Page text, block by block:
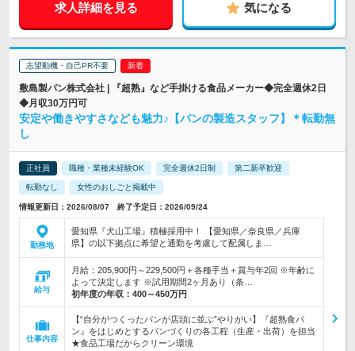
求人詳細を見る 気になる
志望動機・自己PR不要
敷島製パン株式会社 | 『超熟』など手掛ける食品メーカー◆完全週休2日
◆月収30万円可
安定や働きやすさなども魅力♪【パンの製造スタッフ】＊転勤無
し
正社員 職種・業種未経験OK 完全週休2日制 第二新卒歓迎
転勤なし 女性のおしごと掲載中
情報更新日：2026/08/07 終了予定日：2026/09/24
勤務地
愛知県『犬山工場』積極採用中！ 【愛知県／奈良県／兵庫
県】の以下拠点に希望と通勤を考慮して配属しま…
給与
月給：205,900円～229,500円＋各種手当＋賞与年2回 ※年齢に
よって決定します ※試用期間2ヶ月あり（条…
初年度の年収： 400～450万円
仕事内容
【“自分がつくったパンが店頭に並ぶ”やりがい】『超熟食パ
ン』をはじめとするパンづくりの各工程（生産・出荷）を担当
★食品工場だからクリーン環境